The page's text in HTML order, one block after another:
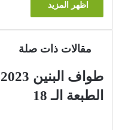
اظهر المزيد
مقالات ذات صلة
الطبعة الـ 18